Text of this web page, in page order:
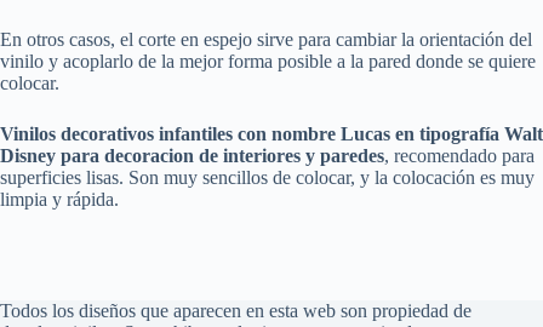
En otros casos, el corte en espejo sirve para cambiar la orientación del
vinilo y acoplarlo de la mejor forma posible a la pared donde se quiere
colocar.
Vinilos decorativos infantiles con nombre Lucas en tipografía Walt
Disney para decoracion de interiores y paredes, recomendado para
superficies lisas. Son muy sencillos de colocar, y la colocación es muy
limpia y rápida.
Todos los diseños que aparecen en esta web son propiedad de